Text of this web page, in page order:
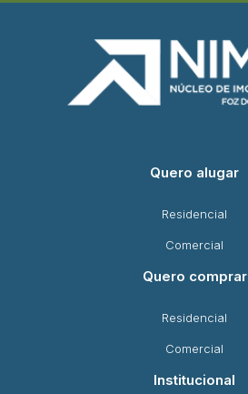
Quero alugar
Residencial
Comercial
Quero comprar
Residencial
Comercial
Institucional